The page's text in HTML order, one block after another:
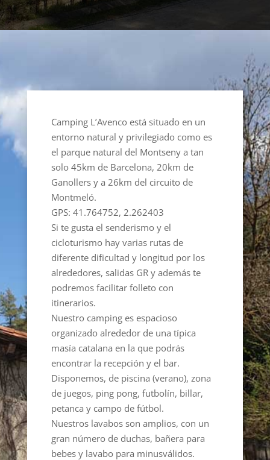
Camping L’Avenco está situado en un
entorno natural y privilegiado como es
el parque natural del Montseny a tan
solo 45km de Barcelona, 20km de
Ganollers y a 26km del circuito de
Montmeló.
GPS: 41.764752, 2.262403
Si te gusta el senderismo y el
cicloturismo hay varias rutas de
diferente dificultad y longitud por los
alrededores, salidas GR y además te
podremos facilitar folleto con
itinerarios.
Nuestro camping es espacioso
organizado alrededor de una típica
masía catalana en la que podrás
encontrar la recepción y el bar.
Disponemos, de piscina (verano), zona
de juegos, ping pong, futbolín, billar,
petanca y campo de fútbol.
Nuestros lavabos son amplios, con un
gran número de duchas, bañera para
bebes y lavabo para minusválidos.